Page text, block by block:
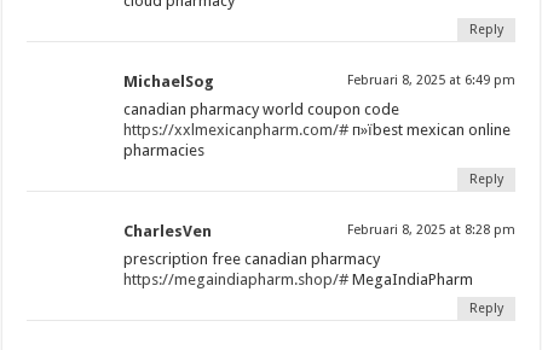
Reply
MichaelSog Februari 8, 2025 at 6:49 pm
canadian pharmacy world coupon code
https://xxlmexicanpharm.com/# п»їbest mexican online
pharmacies
Reply
CharlesVen Februari 8, 2025 at 8:28 pm
prescription free canadian pharmacy
https://megaindiapharm.shop/# MegaIndiaPharm
Reply